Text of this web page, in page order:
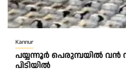
Kannur
പയ്യന്നൂർ പെരുമ്പയിൽ വൻ
പിടിയിൽ